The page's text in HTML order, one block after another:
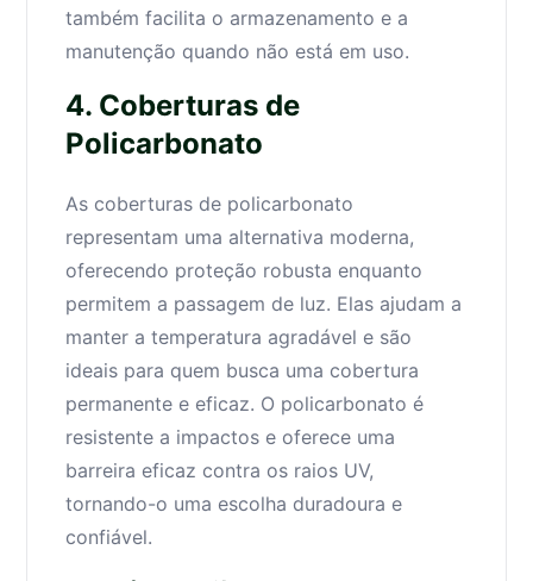
também facilita o armazenamento e a
manutenção quando não está em uso.
4. Coberturas de
Policarbonato
As coberturas de policarbonato
representam uma alternativa moderna,
oferecendo proteção robusta enquanto
permitem a passagem de luz. Elas ajudam a
manter a temperatura agradável e são
ideais para quem busca uma cobertura
permanente e eficaz. O policarbonato é
resistente a impactos e oferece uma
barreira eficaz contra os raios UV,
tornando-o uma escolha duradoura e
confiável.